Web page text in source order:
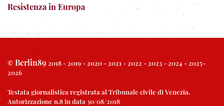
Resistenza in Europa
© Berlin89 2018 - 2019 - 2020 - 2021 - 2022 - 2023 - 2024 - 2025-
2026
Testata giornalistica registrata al Tribunale civile di Venezia.
Autorizzazione n.8 in data 30/08/2018